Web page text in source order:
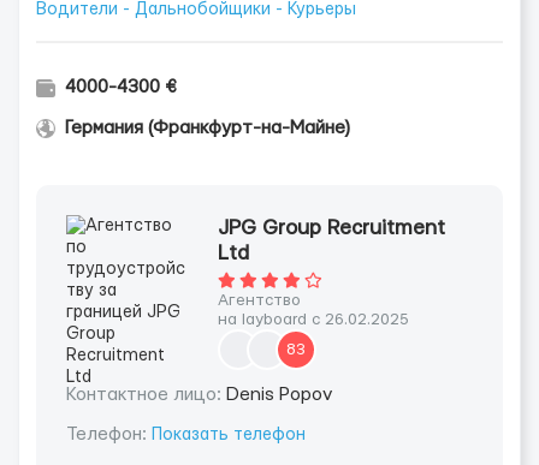
Водители - Дальнобойщики - Курьеры
4000-4300 €
Германия (Франкфурт-на-Майне)
JPG Group Recruitment
Ltd
Агентство
на layboard с 26.02.2025
83
Контактное лицо: Denis Popov
Телефон: Показать телефон